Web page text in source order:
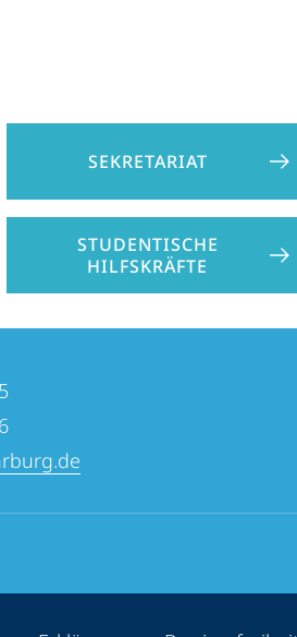
SEKRETARIAT
STUDENTISCHE
HILFSKRÄFTE